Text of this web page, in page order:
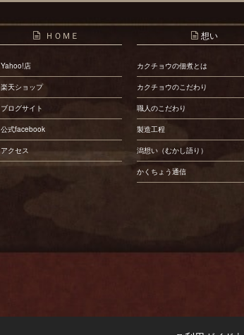
ＨＯＭＥ
Yahoo!店
楽天ショップ
ブログサイト
公式facebook
アクセス
想い
カクチョウの佃煮とは
カクチョウのこだわり
職人のこだわり
製造工程
潟想い（むかし語り）
かくちょう通信